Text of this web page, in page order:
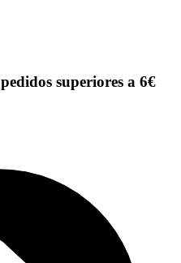
pedidos superiores a 6€